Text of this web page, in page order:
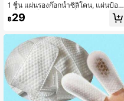
1 ชิ้น แผ่นรองก๊อกน้ำซิลิโคน, แผ่นป้องกั
นน้ำกระเด็นขอบแคบที่สามารถตัดได้,
ถาดระบายน้ำด้านหลังก๊อกน้ำ, เหมาะ
งค์สำหรับอ่างล้างจาน, เหมาะสำหรับอ่
างล้างจานในครัวและห้องน้ำ และชั้นว
างจาน, กันน้ำ ป้องกันน้ำล้น อุปกรณ์ตก
แต่งบ้าน
฿29